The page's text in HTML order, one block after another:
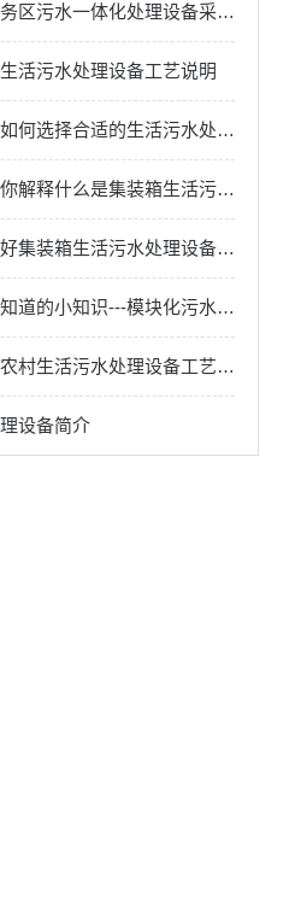
高速服务区污水一体化处理设备采用了的生物处理技术
活污水处理设备工艺说明
我们要如何选择合适的生活污水处理设备
一文为你解释什么是集装箱生活污水处理设备
如何做好集装箱生活污水处理设备的一切安全措施？
不能不知道的小知识---模块化污水处理设备的正确安装方法
一体化农村生活污水处理设备工艺原理与优缺点
设备简介